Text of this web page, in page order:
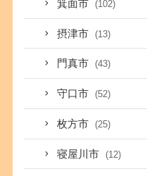
箕面市 (102)
摂津市 (13)
門真市 (43)
守口市 (52)
枚方市 (25)
寝屋川市 (12)